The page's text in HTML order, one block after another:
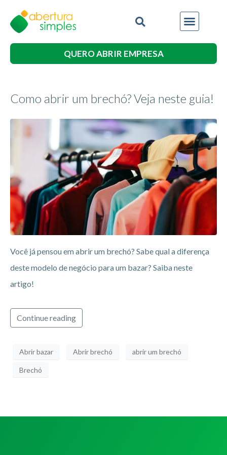
QUERO ABRIR EMPRESA
Como abrir um brechó? Veja neste guia!
Você já pensou em abrir um brechó? Sabe qual a diferença
deste modelo de negócio para um bazar? Saiba neste
artigo!
Continue reading
Abrir bazar Abrir brechó abrir um brechó
Brechó